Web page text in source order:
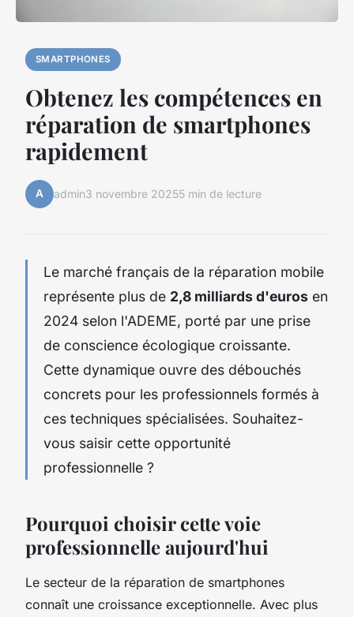
SMARTPHONES
Obtenez les compétences en
réparation de smartphones
rapidement
A admin3 novembre 20255 min de lecture
Le marché français de la réparation mobile
représente plus de 2,8 milliards d'euros en
2024 selon l'ADEME, porté par une prise
de conscience écologique croissante.
Cette dynamique ouvre des débouchés
concrets pour les professionnels formés à
ces techniques spécialisées. Souhaitez-
vous saisir cette opportunité
professionnelle ?
Pourquoi choisir cette voie
professionnelle aujourd'hui
Le secteur de la réparation de smartphones
connaît une croissance exceptionnelle. Avec plus